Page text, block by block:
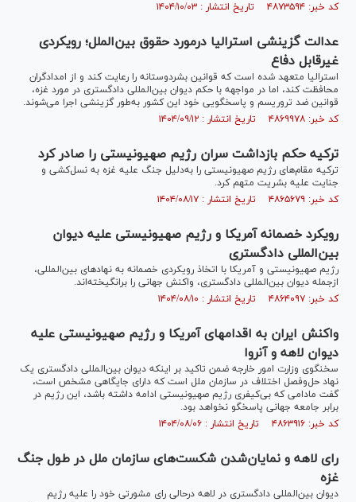
کد خبر: ۴۸۷۳۵۹۴ تاریخ انتشار : ۱۴۰۴/۱۰/۰۳
عدالت گزینشی استرالیا درمورد حقوق بین‌الملل؛ رویکردی
غیرقابل دفاع
استرالیا متعهد شده است که قوانین بشردوستانه را رعایت کند و از امدادگران
محافظت کند، اما در مواجهه با حکم دیوان بین‌المللی دادگستری در مورد غزه،
قوانین ضد تروریسم و پاسخگویی خود این کشور به‌طور گزینشی اجرا می‌شوند.
کد خبر: ۴۸۶۹۹۷۸ تاریخ انتشار : ۱۴۰۴/۰۹/۱۲
ترکیه حکم بازداشت سران رژیم صهیونیستی را صادر کرد
ترکیه مقام‌های رژیم صهیونیستی را به‌دلیل جنگ علیه غزه به نسل‌کشی و
جنایت علیه بشریت متهم کرد.
کد خبر: ۴۸۶۵۶۷۹ تاریخ انتشار : ۱۴۰۴/۰۸/۱۷
رویکرد خصمانه آمریکا و رژیم صهیونیستی علیه دیوان
بین‌المللی دادگستری
رژیم صهیونیستی و آمریکا با اتخاذ رویکردی خصمانه به نهاد‌های بین‌المللی،
ازجمله دیوان بین‌المللی دادگستری، واکنش جهانی را برانگیخته‌اند.
کد خبر: ۴۸۶۴۰۹۷ تاریخ انتشار : ۱۴۰۴/۰۸/۱۰
واکنش ایران به اقدام‎های آمریکا و رژیم صهیونیستی علیه
دیوان لاهه و آنروا
سخنگوی وزارت امور خارجه ضمن تاکید بر اینکه دیوان بین‌المللی دادگستری یک
نهاد حل‌وفصل اختلاف در سازمان ملل است که دارای جایگاهی مشخص است،
گفت مادامی که بی‌کیفری رژیم صهیونیستی ادامه داشته باشد، این رژیم در
برابر جامعه جهانی پاسخگو نخواهد بود.
کد خبر: ۴۸۶۳۹۱۶ تاریخ انتشار : ۱۴۰۴/۰۸/۰۶
رای لاهه و نمایان‌شدن شکست‌های سازمان ملل در طول جنگ
غزه
دیوان بین‌المللی دادگستری در لاهه درحالی رای مشورتی خود را علیه رژیم